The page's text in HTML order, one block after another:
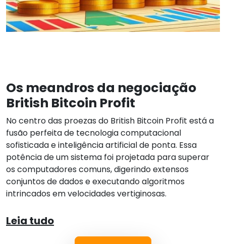
Os meandros da negociação
British Bitcoin Profit
No centro das proezas do British Bitcoin Profit está a
fusão perfeita de tecnologia computacional
sofisticada e inteligência artificial de ponta. Essa
potência de um sistema foi projetada para superar
os computadores comuns, digerindo extensos
conjuntos de dados e executando algoritmos
intrincados em velocidades vertiginosas.
Leia tudo